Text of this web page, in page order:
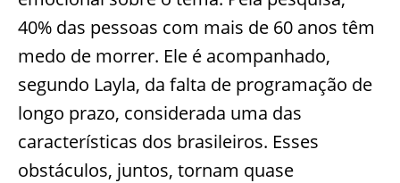
40% das pessoas com mais de 60 anos têm
medo de morrer. Ele é acompanhado,
segundo Layla, da falta de programação de
longo prazo, considerada uma das
características dos brasileiros. Esses
obstáculos, juntos, tornam quase